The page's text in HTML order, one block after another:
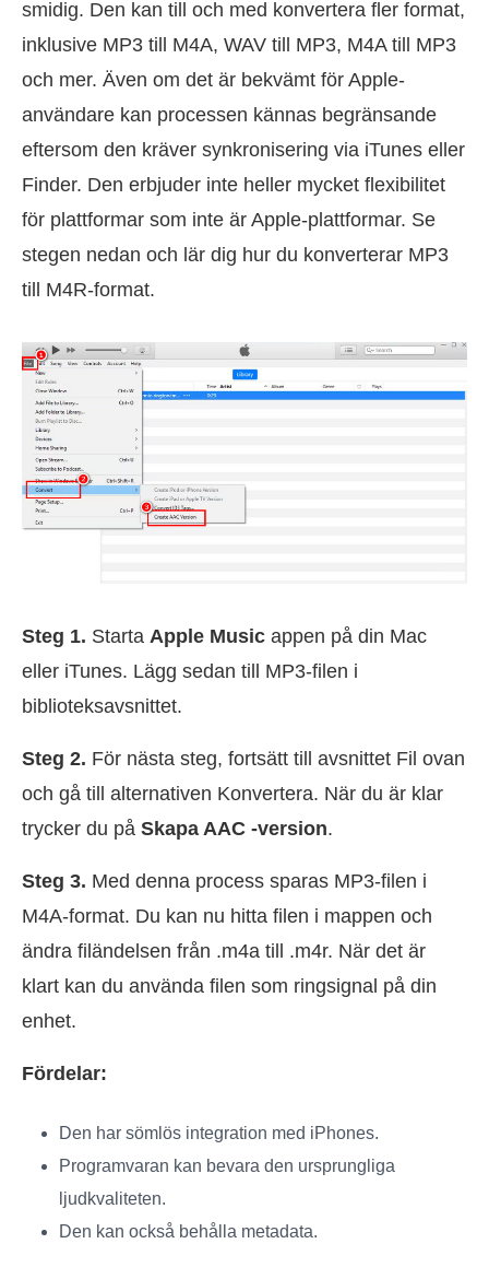
smidig. Den kan till och med konvertera fler format,
inklusive MP3 till M4A, WAV till MP3, M4A till MP3
och mer. Även om det är bekvämt för Apple-
användare kan processen kännas begränsande
eftersom den kräver synkronisering via iTunes eller
Finder. Den erbjuder inte heller mycket flexibilitet
för plattformar som inte är Apple-plattformar. Se
stegen nedan och lär dig hur du konverterar MP3
till M4R-format.
Steg 1. Starta Apple Music appen på din Mac
eller iTunes. Lägg sedan till MP3-filen i
biblioteksavsnittet.
Steg 2. För nästa steg, fortsätt till avsnittet Fil ovan
och gå till alternativen Konvertera. När du är klar
trycker du på Skapa AAC -version.
Steg 3. Med denna process sparas MP3-filen i
M4A-format. Du kan nu hitta filen i mappen och
ändra filändelsen från .m4a till .m4r. När det är
klart kan du använda filen som ringsignal på din
enhet.
Fördelar:
Den har sömlös integration med iPhones.
Programvaran kan bevara den ursprungliga
ljudkvaliteten.
Den kan också behålla metadata.